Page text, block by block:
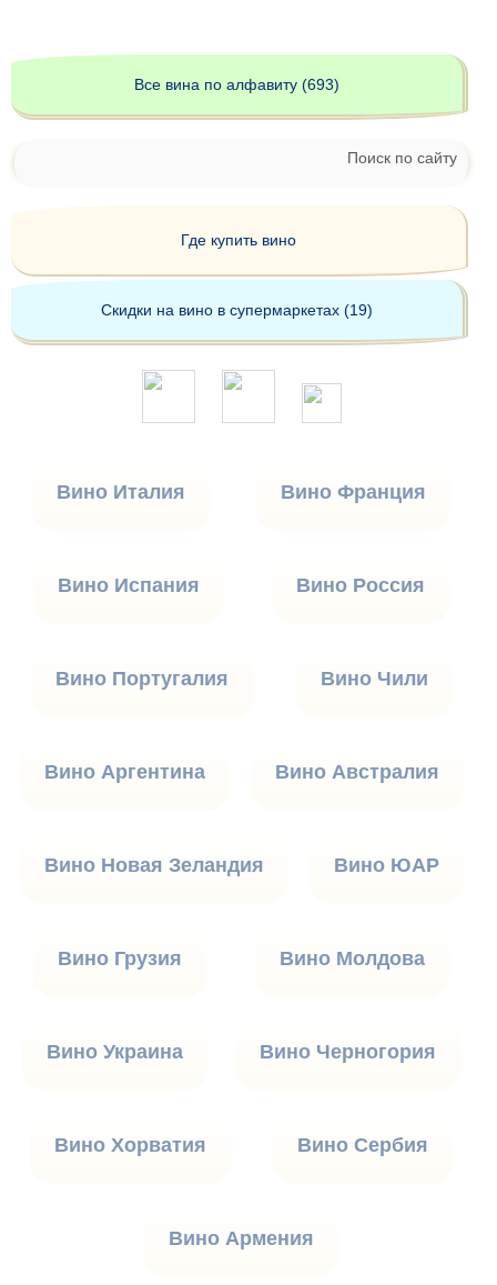
Все вина по алфавиту (693)
Поиск по сайту
Где купить вино
Скидки на вино в супермаркетах (19)
Вино Италия Вино Франция
Вино Испания Вино Россия
Вино Португалия Вино Чили
Вино Аргентина Вино Австралия
Вино Новая Зеландия Вино ЮАР
Вино Грузия Вино Молдова
Вино Украина Вино Черногория
Вино Хорватия Вино Сербия
Вино Армения